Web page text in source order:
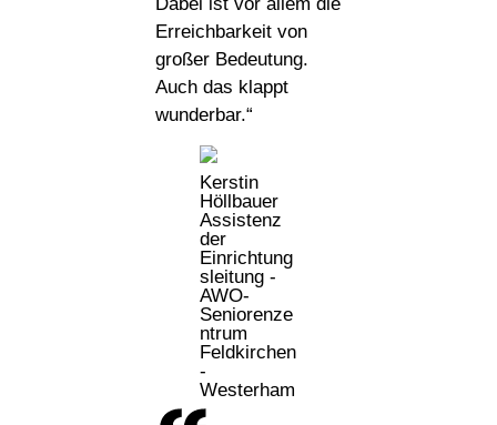
Erreichbarkeit von
großer Bedeutung.
Auch das klappt
wunderbar.“
Kerstin
Höllbauer
Assistenz
der
Einrichtung
sleitung -
AWO-
Seniorenze
ntrum
Feldkirchen
-
Westerham